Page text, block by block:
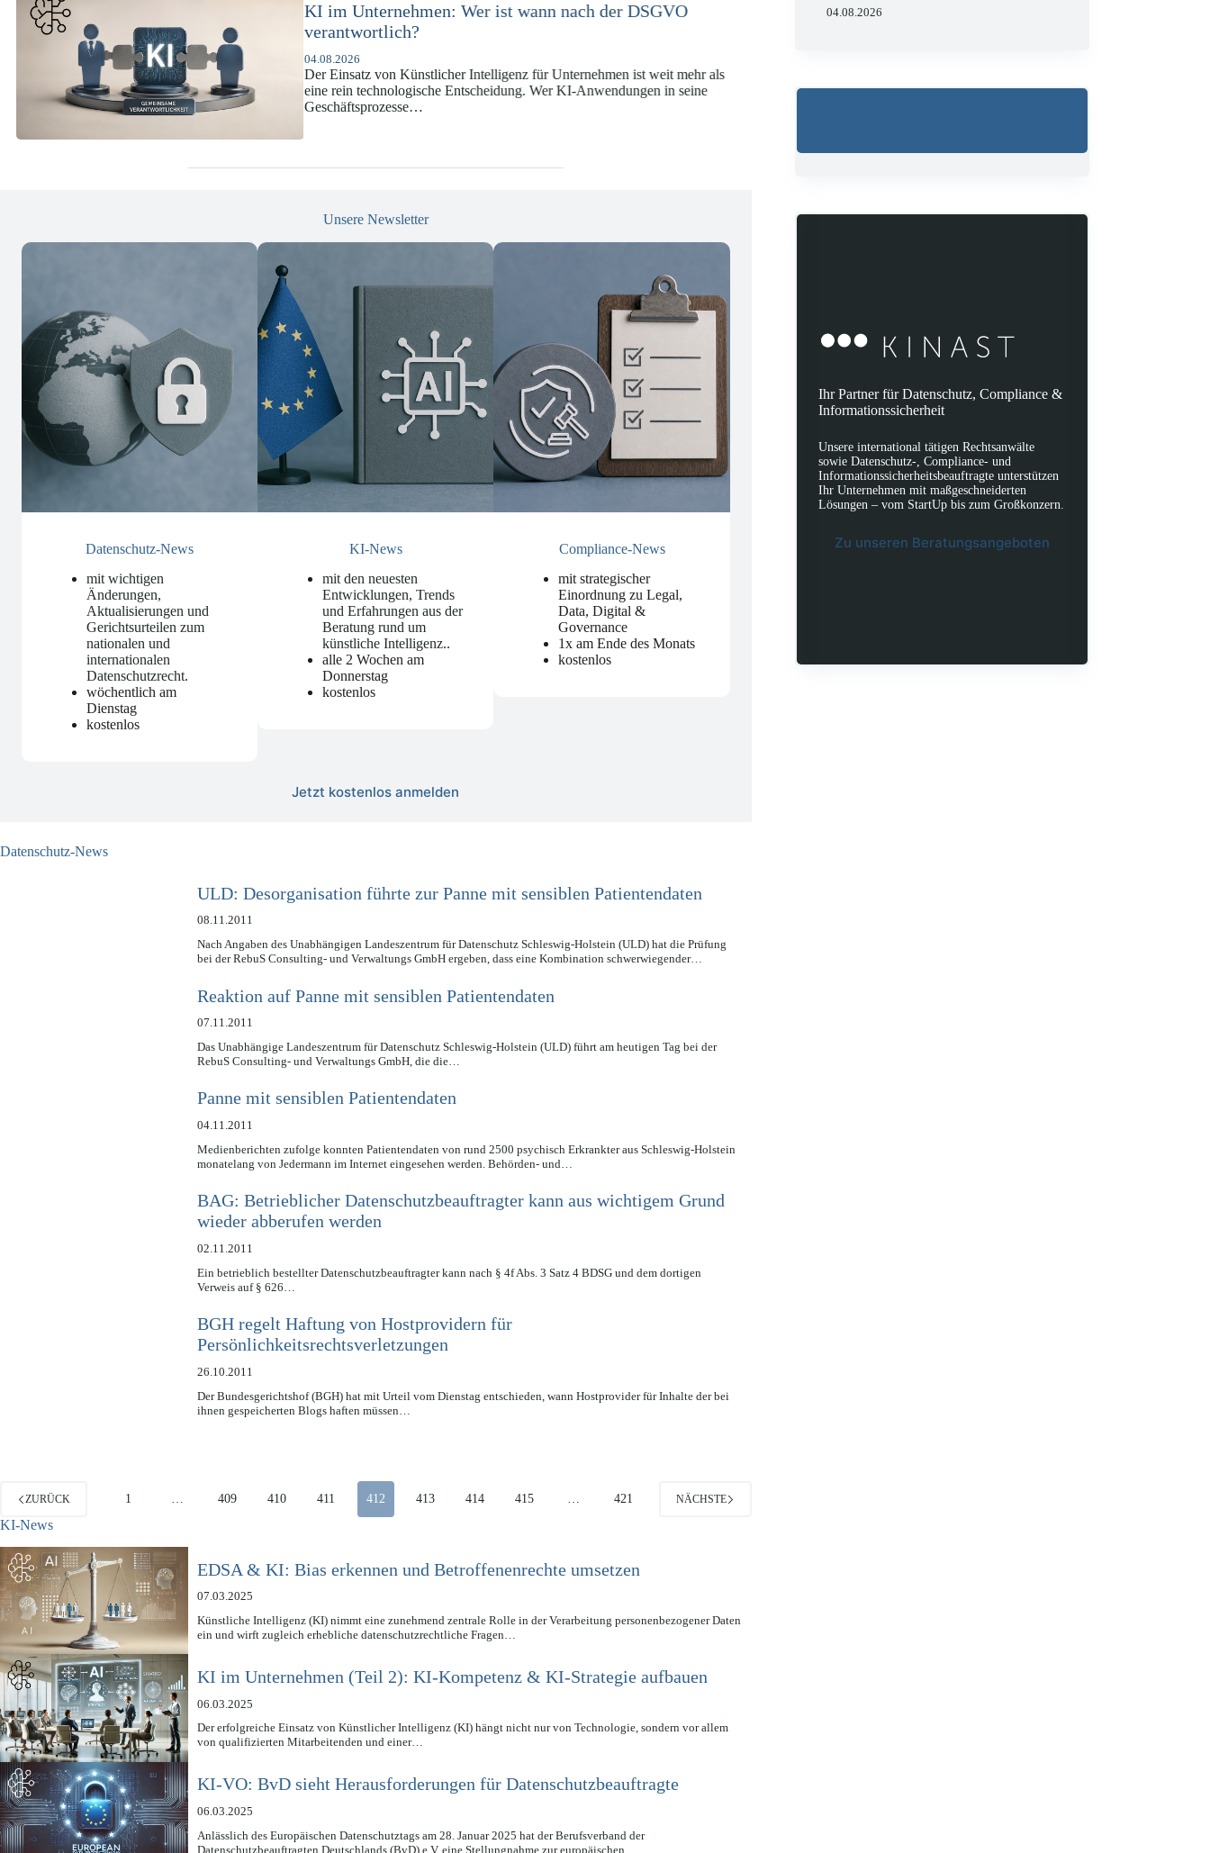
KI-Compliance in der Versicherungswirtschaft mit DORA,
DSGVO und KI-VO
07.07.2026
Die europäische Digitalregulierung hat in den vergangenen Jahren eine
enorme Komplexität erreicht, die insbesondere Unternehmen der Finanz-
und Versicherungswirtschaft vor…
Zugleich zeigen aktuelle…
Unsere Newsletter
Datenschutz-News
mit wichtigen
Änderungen,
Aktualisierungen und
Gerichtsurteilen zum
nationalen und
internationalen
Datenschutzrecht.
wöchentlich am
Dienstag
kostenlos
KI-News
mit den neuesten
Entwicklungen, Trends
und Erfahrungen aus der
Beratung rund um
künstliche Intelligenz..
alle 2 Wochen am
Donnerstag
kostenlos
Compliance-News
mit strategischer
Einordnung zu Legal,
Data, Digital &
Governance
1x am Ende des Monats
kostenlos
Jetzt kostenlos anmelden
Datenschutz-News
ULD: Desorganisation führte zur Panne mit sensiblen Patientendaten
08.11.2011
Nach Angaben des Unabhängigen Landeszentrum für Datenschutz Schleswig-Holstein (ULD) hat die Prüfung
bei der RebuS Consulting- und Verwaltungs GmbH ergeben, dass eine Kombination schwerwiegender…
Reaktion auf Panne mit sensiblen Patientendaten
07.11.2011
Das Unabhängige Landeszentrum für Datenschutz Schleswig-Holstein (ULD) führt am heutigen Tag bei der
RebuS Consulting- und Verwaltungs GmbH, die die…
Panne mit sensiblen Patientendaten
04.11.2011
Medienberichten zufolge konnten Patientendaten von rund 2500 psychisch Erkrankter aus Schleswig-Holstein
monatelang von Jedermann im Internet eingesehen werden. Behörden- und…
BAG: Betrieblicher Datenschutzbeauftragter kann aus wichtigem Grund
wieder abberufen werden
02.11.2011
Ein betrieblich bestellter Datenschutzbeauftragter kann nach § 4f Abs. 3 Satz 4 BDSG und dem dortigen
Verweis auf § 626…
BGH regelt Haftung von Hostprovidern für
Persönlichkeitsrechtsverletzungen
26.10.2011
Der Bundesgerichtshof (BGH) hat mit Urteil vom Dienstag entschieden, wann Hostprovider für Inhalte der bei
ihnen gespeicherten Blogs haften müssen…
ZURÜCK 1 … 409 410 411 412 413 414 415 … 421 NÄCHSTE
KI-News
EDSA & KI: Bias erkennen und Betroffenenrechte umsetzen
07.03.2025
Künstliche Intelligenz (KI) nimmt eine zunehmend zentrale Rolle in der Verarbeitung personenbezogener Daten
ein und wirft zugleich erhebliche datenschutzrechtliche Fragen…
KI im Unternehmen (Teil 2): KI-Kompetenz & KI-Strategie aufbauen
06.03.2025
Der erfolgreiche Einsatz von Künstlicher Intelligenz (KI) hängt nicht nur von Technologie, sondern vor allem
von qualifizierten Mitarbeitenden und einer…
KI-VO: BvD sieht Herausforderungen für Datenschutzbeauftragte
06.03.2025
Anlässlich des Europäischen Datenschutztags am 28. Januar 2025 hat der Berufsverband der
Datenschutzbeauftragten Deutschlands (BvD) e.V. eine Stellungnahme zur europäischen…
04.08.2026
Ihr Partner für Datenschutz, Compliance &
Informationssicherheit
Unsere international tätigen Rechtsanwälte
sowie Datenschutz-, Compliance- und
Informationssicherheitsbeauftragte unterstützen
Ihr Unternehmen mit maßgeschneiderten
Lösungen – vom StartUp bis zum Großkonzern.
Zu unseren Beratungsangeboten